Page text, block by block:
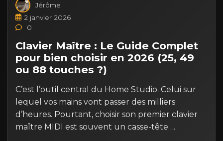
Jérôme
2 janvier 2026
0
Clavier Maître : Le Guide Complet
pour bien choisir en 2026 (25, 49
ou 88 touches ?)
C’est l’outil central du Home Studio. Celui sur
lequel vos mains vont passer des milliers
d’heures. Pourtant, choisir son premier clavier
maître MIDI est souvent un casse-tête….